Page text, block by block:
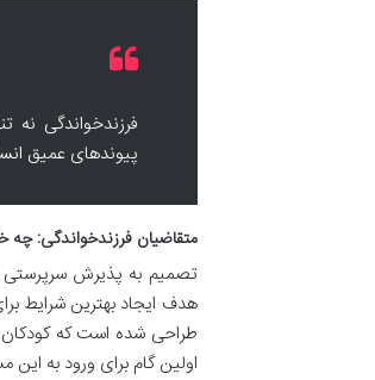
فرزندخواندگی نه
پیوندهای عمیق
متقاضیان فرزندخواندگی: چه
تصمیم به پذیرش سرپرستی
هدف ایجاد بهترین شرایط
طراحی شده است که کودکان
اولین گام برای ورود به این